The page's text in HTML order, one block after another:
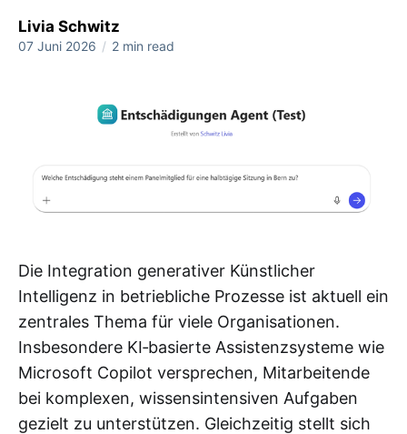
Livia Schwitz
07 Juni 2026 / 2 min read
Die Integration generativer Künstlicher
Intelligenz in betriebliche Prozesse ist aktuell ein
zentrales Thema für viele Organisationen.
Insbesondere KI‑basierte Assistenzsysteme wie
Microsoft Copilot versprechen, Mitarbeitende
bei komplexen, wissensintensiven Aufgaben
gezielt zu unterstützen. Gleichzeitig stellt sich